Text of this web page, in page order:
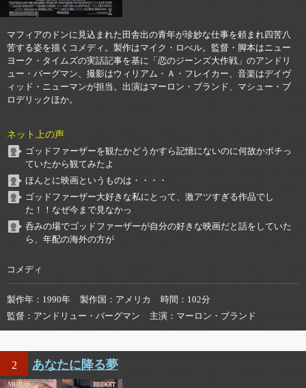
マフィアのドンに見込まれた田舎出の青年が珍妙な仕事を頼まれ四苦八
苦する姿を描くコメディ。製作はマイク・ロべル。監督・脚本はニュー
ヨーク・タイムズの実話記事を基に「恋のジーンズ大作戦」のアンドリ
ュー・バーグマン、撮影はウィリアム・Ａ・フレイカー、音楽はデイヴ
ィッド・ニューマンが担当。出演はマーロン・ブランド、マシュー・ブ
ロデリックほか。
ネット上の声
ゴッドファーザーを観たかどうかすら記憶にないのに何故かポチっ
ていたから観てみたよ
ほんとに映画というものは・・・・
ゴッドファーザー大好きな私にとって、激アツすぎる作品でし
た！！なぜ今まで見なかっ
呑みの場でゴッドファーザーが自分の好きな映画だと話をしていた
ら、年配の海外の方が
コメディ
製作年 1990年 製作国 アメリカ 時間
102分
監督
アンドリュー・バーグマン 主演 マーロン・ブランド
2 あなたに降る夢